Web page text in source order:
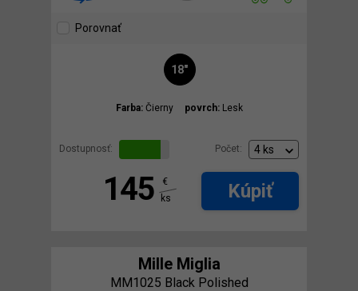
Porovnať
18"
Farba: Čierny povrch: Lesk
Dostupnosť: Počet:
145
€
ks
Kúpiť
Mille Miglia
MM1025 Black Polished